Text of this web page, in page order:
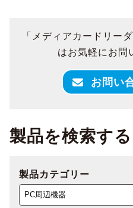
「メディアカードリー
はお気軽にお問
お問い
製品を検索する
製品カテゴリー